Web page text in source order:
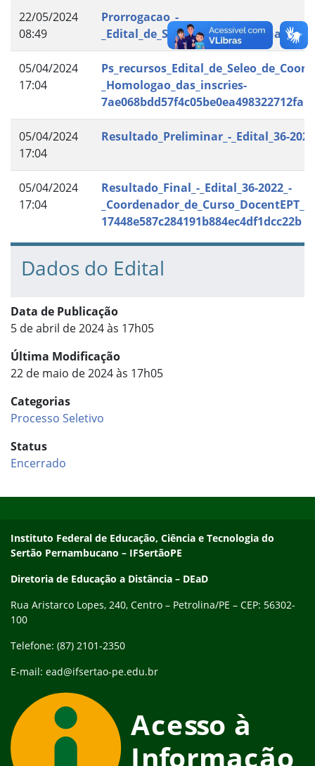
22/05/2024
08:49
Prorrogacao_-
05/04/2024
17:04
_Homologao_das_inscries-
7ae068bdd57f4c05be0ea498322712fa
05/04/2024
17:04
Resultado_Preliminar_-_Edital_36-2022
05/04/2024
17:04
Resultado_Final_-_Edital_36-2022_-
17448e587c284191b884ec4df1dcc22b
Dados do Edital
Data de Publicação
5 de abril de 2024 às 17h05
Última Modificação
22 de maio de 2024 às 17h05
Categorias
Processo Seletivo
Status
Encerrado
Endereço
Instituto Federal de Educação, Ciência e Tecnologia do
Sertão Pernambucano – IFSertãoPE
Diretoria de Educação a Distância – DEaD
Rua Aristarco Lopes, 240, Centro – Petrolina/PE – CEP: 56302-
100
Telefone: (87) 2101-2350
E-mail: ead@ifsertao-pe.edu.br